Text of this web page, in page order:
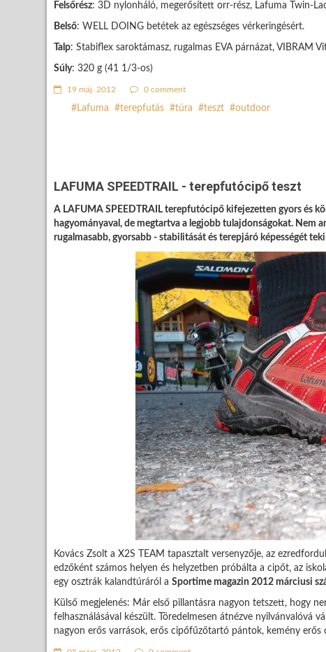
Felsőrész: 3D nylonháló, megerősített orr-rész, Lafuma Twin-
Belső: WELL DOING betétek az egészséges vérkeringésért.
Talp: Stabiflex saroktámasz, rugalmas EVA párnázat, VIBRAM
Súly: 320 g (41 1/3-os)
19 máj. 2012 0 comment
Lafuma terepfutás túra teszt outdoor
LAFUMA SPEEDTRAIL - terepfutócipő teszt
A LAFUMA SPEEDTRAIL terepfutócipő kifejezetten gyors és
hagyományaval, de megtartva a legjobb tulajdonságokat. Nem
rugalmasabb, gyorsabb - stabilitását és terepjáró képességét
Kovács Zsolt a X2S TEAM tapasztalt versenyzője, az
edzőként számos helyen és helyzetben próbálta a cipőt, az
egy osztrák kalandtúráról a Sportime magazin 2012 márciusi
Külső megjelenés: Már első pillantásra nagyon tetszett, hogy
felhasználásával készült. Töredelmesen átnézve nyilvánvalóvá
nagyon erős varrások, erős cipőfűzőtartó pántok, kemény